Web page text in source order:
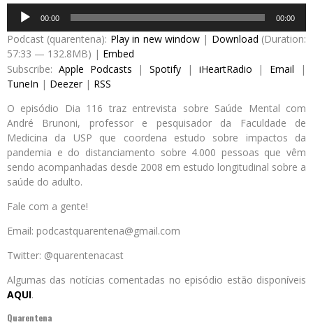
Audio
Player
00:00 00:00
Podcast (quarentena): Play in new window| Download (Duration:
57:33 — 132.8MB) | Embed
Subscribe: Apple Podcasts |Spotify | iHeartRadio | Email |
TuneIn | Deezer| RSS
O episódio Dia 116 traz entrevista sobre Saúde Mental com
André Brunoni, professor e pesquisador da Faculdade de
Medicina da USP que coordena estudo sobre impactos da
pandemia e do distanciamento sobre 4.000 pessoas que vêm
sendo acompanhadas desde 2008 em estudo longitudinal sobre a
saúde do adulto.
Fale com a gente!
Email: podcastquarentena@gmail.com
Twitter: @quarentenacast
Algumas das notícias comentadas no episódio estão disponíveis
AQUI.
Quarentena